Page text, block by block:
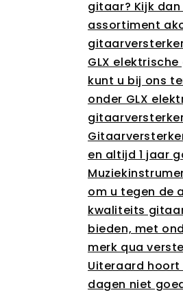
gitaar? Kijk
assortiment
GLX
kunt u bij ons
onder GLX
en altijd 1 jaar
om u tegen de
kwaliteits
bieden, met
merk qua
Uiteraard hoort
dagen niet